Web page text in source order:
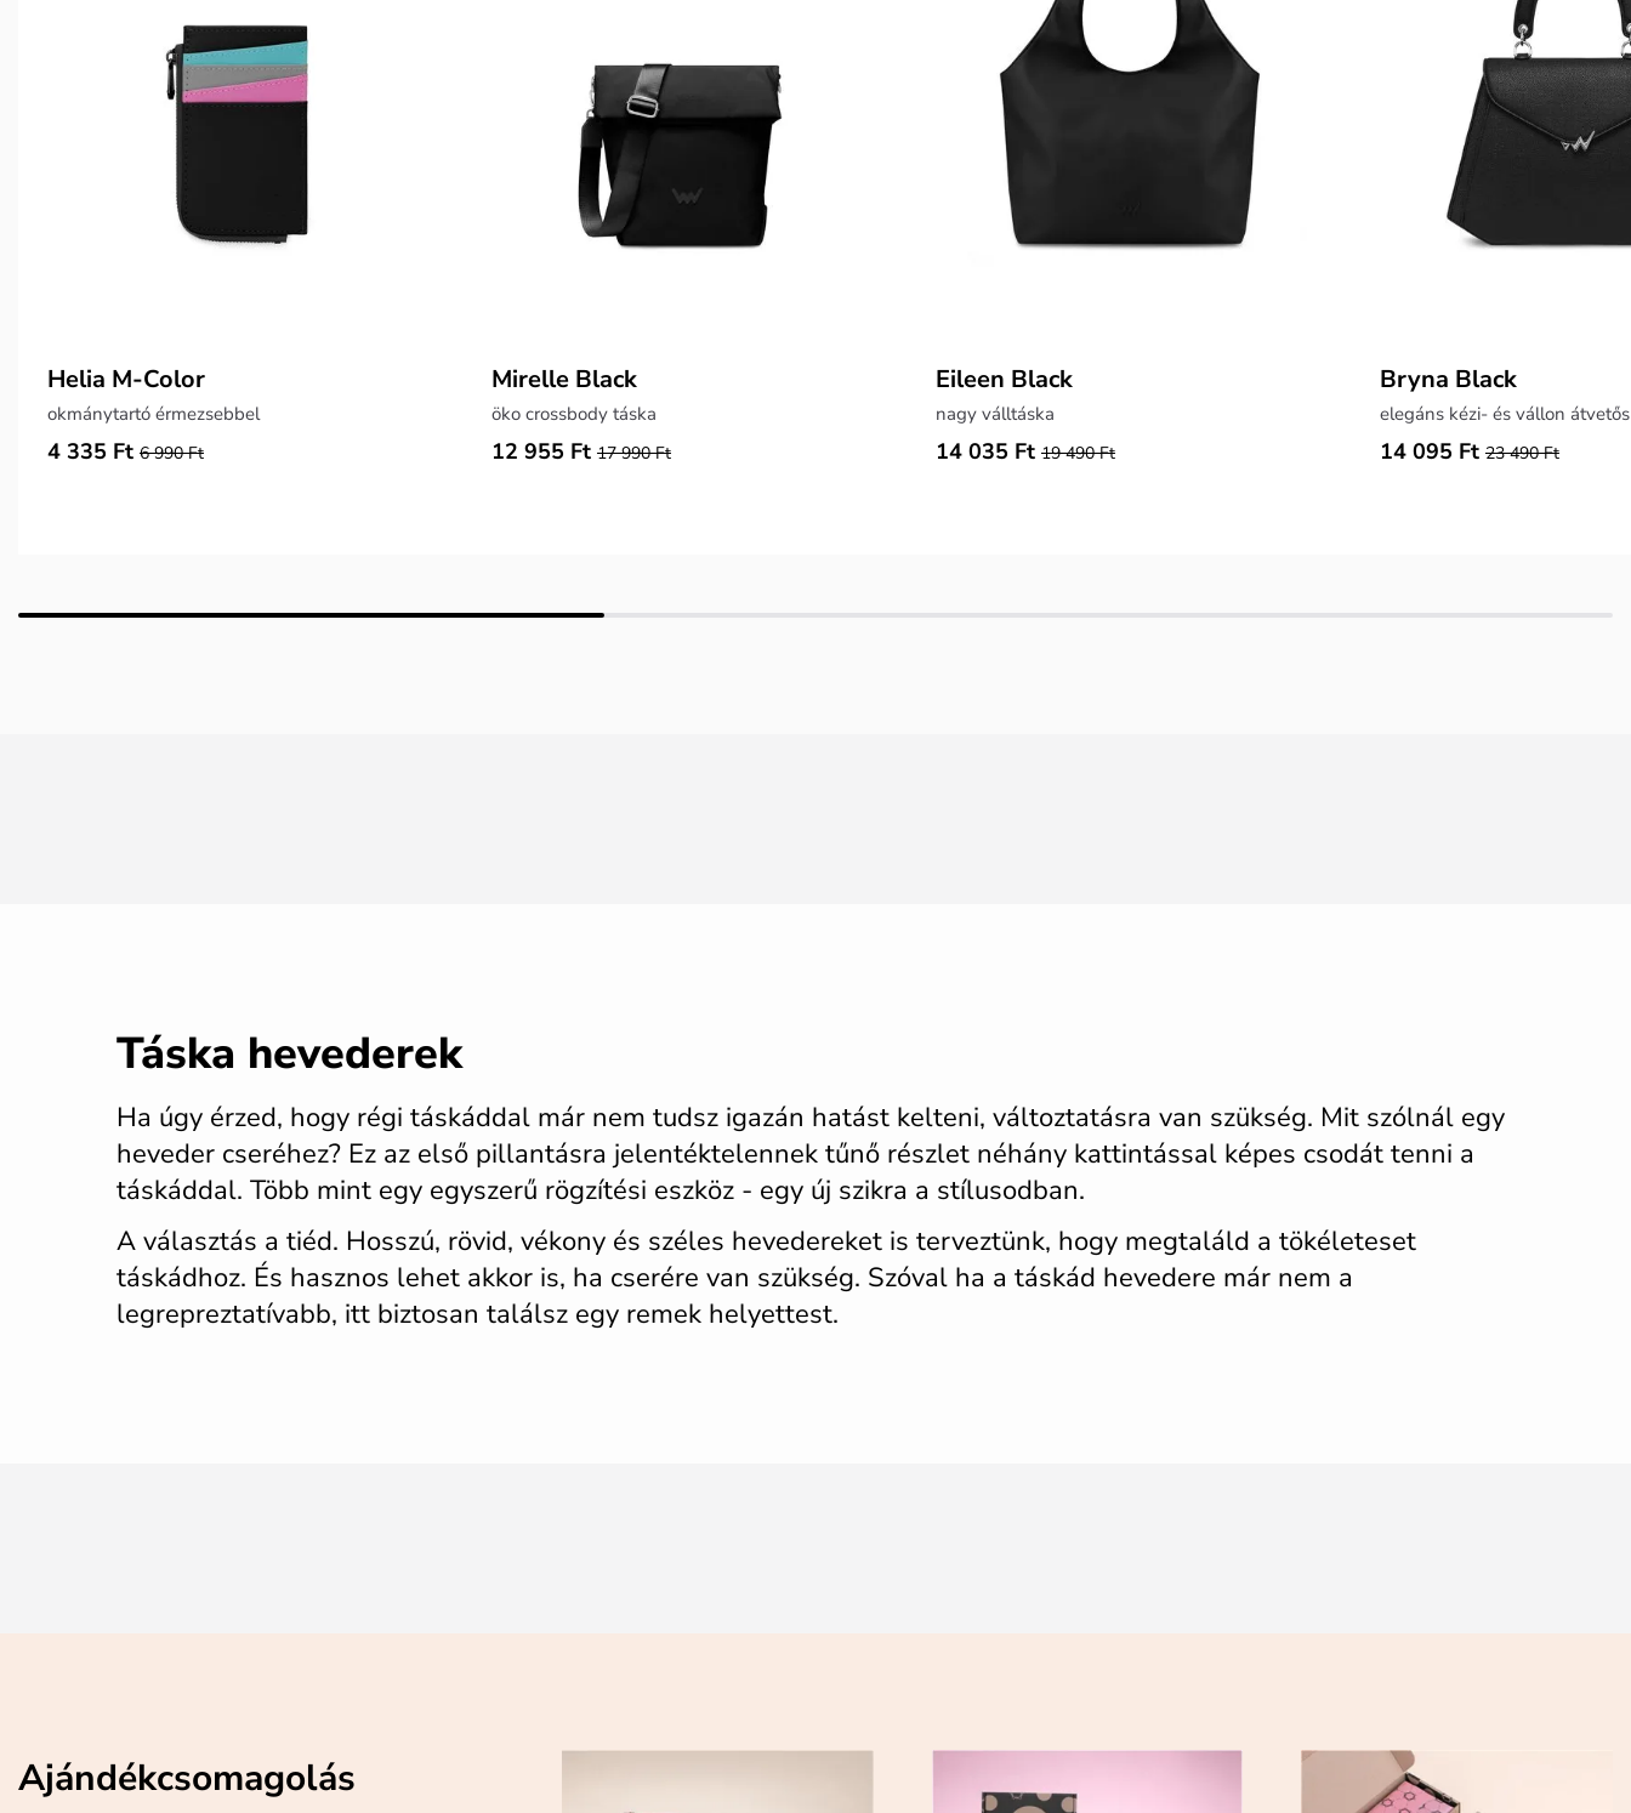
Helia M-Color
okmánytartó érmezsebbel
4 335 Ft 6 990 Ft
Mirelle Black
öko crossbody táska
12 955 Ft 17 990 Ft
Eileen Black
nagy válltáska
14 035 Ft 19 490 Ft
Bryna Black
elegáns kézi- és vállon
14 095 Ft 23 490 Ft
Táska hevederek
Ha úgy érzed, hogy régi táskáddal már nem tudsz igazán hatást kelteni, változtatásra van szükség. Mit szólnál egy
heveder cseréhez? Ez az első pillantásra jelentéktelennek tűnő részlet néhány kattintással képes csodát tenni a
táskáddal. Több mint egy egyszerű rögzítési eszköz - egy új szikra a stílusodban.
A választás a tiéd. Hosszú, rövid, vékony és széles hevedereket is terveztünk, hogy megtaláld a tökéleteset
táskádhoz. És hasznos lehet akkor is, ha cserére van szükség. Szóval ha a táskád hevedere már nem a
legrepreztatívabb, itt biztosan találsz egy remek helyettest.
Ajándékcsomagolás